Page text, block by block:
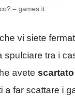
– games.it
che vi siete
tra i
avete
a far scattare i